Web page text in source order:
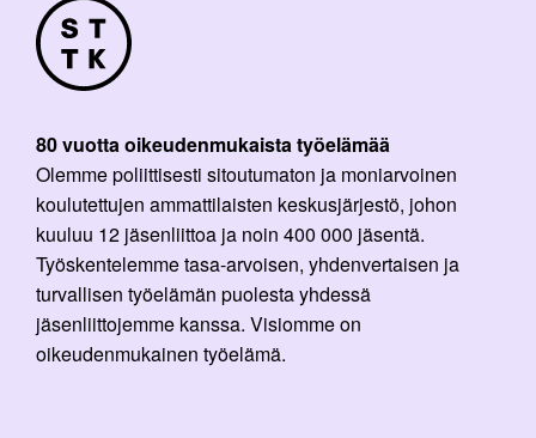
80 vuotta oikeudenmukaista työelämää
Olemme poliittisesti sitoutumaton ja moniarvoinen
koulutettujen ammattilaisten keskusjärjestö, johon
kuuluu 12 jäsenliittoa ja noin 400 000 jäsentä.
Työskentelemme tasa-arvoisen, yhdenvertaisen ja
turvallisen työelämän puolesta yhdessä
jäsenliittojemme kanssa. Visiomme on
oikeudenmukainen työelämä.